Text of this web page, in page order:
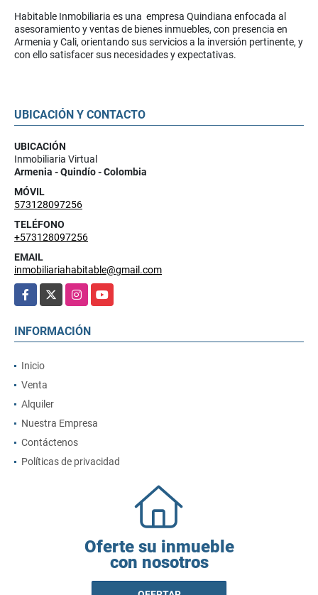
Habitable Inmobiliaria es una empresa Quindiana enfocada al
asesoramiento y ventas de bienes inmuebles, con presencia en
Armenia y Cali, orientando sus servicios a la inversión pertinente, y
con ello satisfacer sus necesidades y expectativas.
UBICACIÓN Y CONTACTO
UBICACIÓN
Inmobiliaria Virtual
Armenia - Quindío - Colombia
MÓVIL
573128097256
TELÉFONO
+573128097256
EMAIL
inmobiliariahabitable@gmail.com
Facebook
InstagramYouTube
INFORMACIÓN
Inicio
Venta
Alquiler
Nuestra Empresa
Contáctenos
Políticas de privacidad
Oferte su inmueble
con nosotros